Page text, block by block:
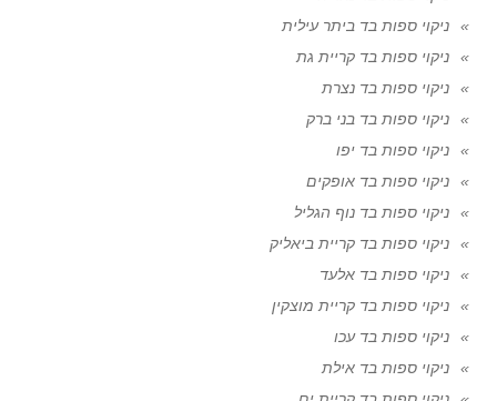
ניקוי ספות בד ביתר עילית
ניקוי ספות בד קריית גת
ניקוי ספות בד נצרת
ניקוי ספות בד בני ברק
ניקוי ספות בד יפו
ניקוי ספות בד אופקים
ניקוי ספות בד נוף הגליל
ניקוי ספות בד קריית ביאליק
ניקוי ספות בד אלעד
ניקוי ספות בד קריית מוצקין
ניקוי ספות בד עכו
ניקוי ספות בד אילת